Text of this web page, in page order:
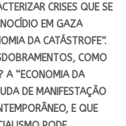
CRISES QUE SE
EM GAZA
DA CATÁSTROFE”.
COMO
A “ECONOMIA DA
DE MANIFESTAÇÃO
E QUE